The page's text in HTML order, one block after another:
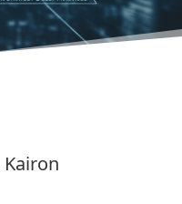
Kairon